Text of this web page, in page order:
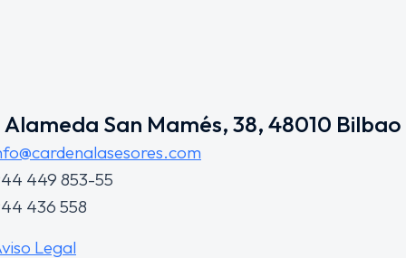
Alameda San Mamés, 38, 48010 Bilbao
449 853-55
436 558
Legal